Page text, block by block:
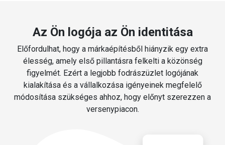
Az Ön logója az Ön identitása
Előfordulhat, hogy a márkaépítésből hiányzik egy extra
élesség, amely első pillantásra felkelti a közönség
figyelmét. Ezért a legjobb fodrászüzlet logójának
kialakítása és a vállalkozása igényeinek megfelelő
módosítása szükséges ahhoz, hogy előnyt szerezzen a
versenypiacon.